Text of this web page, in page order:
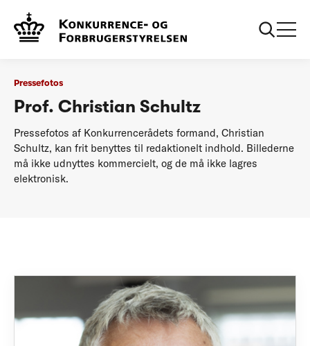
Pressefotos
Pressefotos
Prof. Christian Schultz
Pressefotos af Konkurrencerådets formand, Christian
Schultz, kan frit benyttes til redaktionelt indhold. Billederne
må ikke udnyttes kommercielt, og de må ikke lagres
elektronisk.